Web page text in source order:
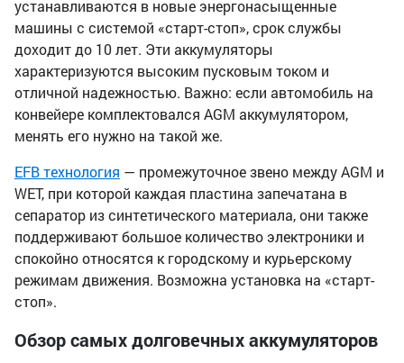
устанавливаются в новые энергонасыщенные
машины с системой «старт-стоп», срок службы
доходит до 10 лет. Эти аккумуляторы
характеризуются высоким пусковым током и
отличной надежностью. Важно: если автомобиль на
конвейере комплектовался AGM аккумулятором,
менять его нужно на такой же.
EFB технология — промежуточное звено между AGM и
WET, при которой каждая пластина запечатана в
сепаратор из синтетического материала, они также
поддерживают большое количество электроники и
спокойно относятся к городскому и курьерскому
режимам движения. Возможна установка на «старт-
стоп».
Обзор самых долговечных аккумуляторов